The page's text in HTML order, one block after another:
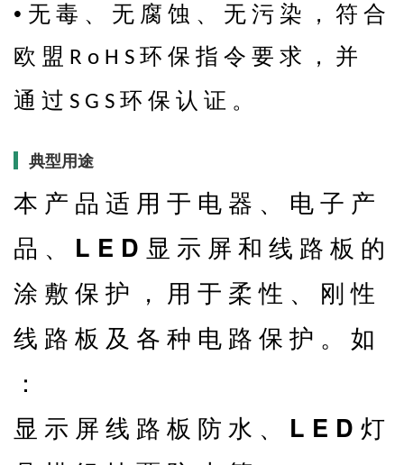
• 无 毒 、 无 腐 蚀 、 无 污 染 ， 符 合
欧 盟 R o H S 环 保 指 令 要 求 ， 并
通 过 S G S 环 保 认 证 。
典型用途
本 产 品 适 用 于 电 器 、 电 子 产
品 、 L E D 显 示 屏 和 线 路 板 的
涂 敷 保 护 ， 用 于 柔 性 、 刚 性
线 路 板 及 各 种 电 路 保 护 。 如
：
显 示 屏 线 路 板 防 水 、 L E D 灯